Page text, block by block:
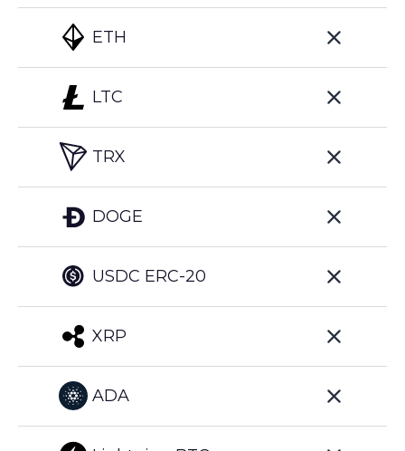
ETH
LTC
TRX
DOGE
USDC ERC-20
XRP
ADA